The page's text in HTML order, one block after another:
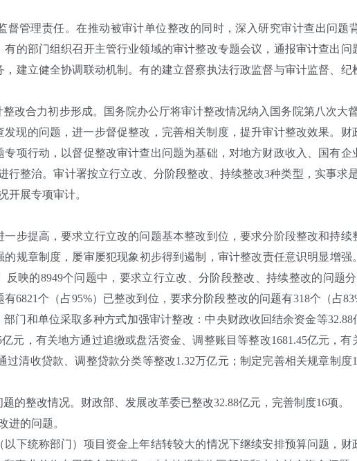
管理责任。在推动被审计单位整改的同时，深入研究审计查出问题
的部门组织召开主管行业领域的审计整改专题会议，通报审计查出
建立健全协调联动机制。有的建立督察执法行政监督与审计监督、
合力初步形成。国务院办公厅将审计整改情况纳入国务院第八次大
现的问题，进一步督促整改，完善相关制度，提升审计整改效果。
项行动，以督促整改审计查出问题为基础，对地方财政收入、国有
行整治。审计署按立行立改、分阶段整改、持续整改3种类型，实事求
开展专项审计。
提高，要求立行立改的问题基本整改到位，要求分阶段整改和持续
规章制度，屡审屡犯现象初步得到遏制，审计整改责任意识明显增强
映的8949个问题中，要求立行立改、分阶段整改、持续整改的问题
6821个（占95%）已整改到位，要求分阶段整改的问题有318个（占
门和单位采取多种方式加强审计整改：中央财政收回结余资金等
元，有关地方通过追缴或盘活资金、调整账目等整改1681.45亿元，
过清收贷款、调整贷款分类等整改1.32万亿元；制定完善相关规章制度
整改情况。财政部、发展改革委已整改32.88亿元，完善制度16项。
的问题。
统称部门）项目资金上年结转较大的情况下继续安排预算问题，财